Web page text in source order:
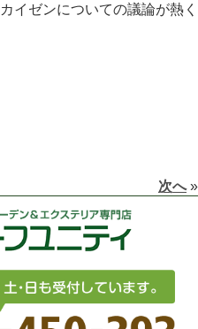
イゼンについての議論が熱く
次へ»